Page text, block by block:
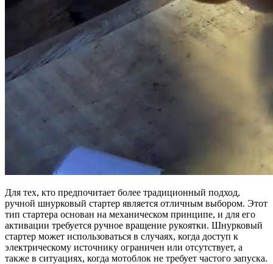
Для тех, кто предпочитает более традиционный подход,
ручной шнурковый стартер является отличным выбором. Этот
тип стартера основан на механическом принципе, и для его
активации требуется ручное вращение рукоятки. Шнурковый
стартер может использоваться в случаях, когда доступ к
электрическому источнику ограничен или отсутствует, а
также в ситуациях, когда мотоблок не требует частого запуска.